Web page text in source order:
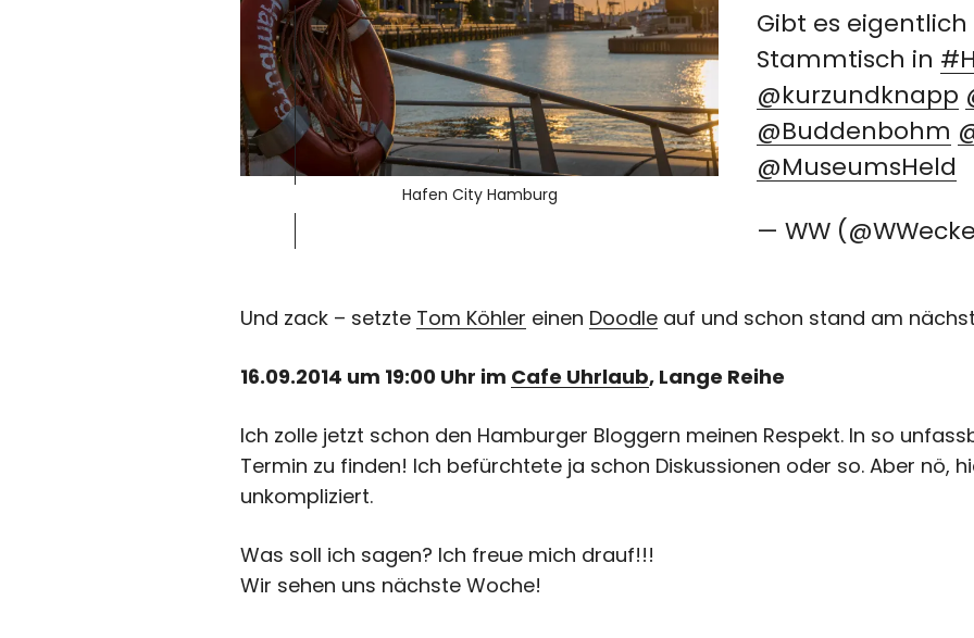
Hafen City Hamburg
Gibt es eigentlich
Stammtisch in
@kurzundknapp
@Buddenbohm
@MuseumsHeld
— WW
Und zack – setzte Tom Köhler einen Doodle auf und schon stand am
16.09.2014 um 19:00 Uhr im Cafe Uhrlaub, Lange Reihe
Ich zolle jetzt schon den Hamburger Bloggern meinen Respekt. In so
Termin zu finden! Ich befürchtete ja schon Diskussionen oder so. Aber nö,
unkompliziert.
Was soll ich sagen? Ich freue mich drauf!!!
Wir sehen uns nächste Woche!